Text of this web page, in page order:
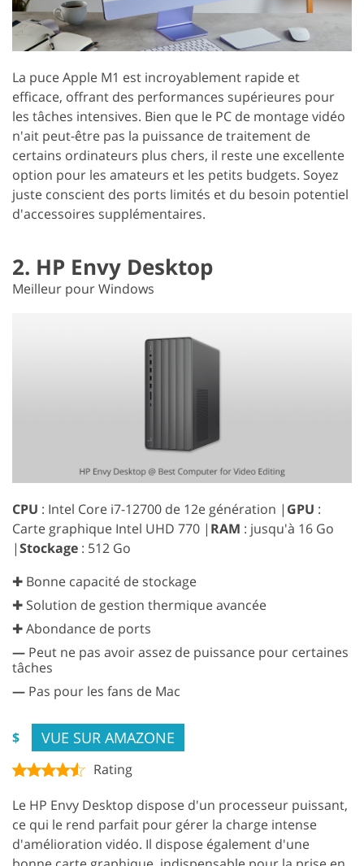
La puce Apple M1 est incroyablement rapide et
efficace, offrant des performances supérieures pour
les tâches intensives. Bien que le PC de montage vidéo
n'ait peut-être pas la puissance de traitement de
certains ordinateurs plus chers, il reste une excellente
option pour les amateurs et les petits budgets. Soyez
juste conscient des ports limités et du besoin potentiel
d'accessoires supplémentaires.
2. HP Envy Desktop
Meilleur pour Windows
CPU : Intel Core i7-12700 de 12e génération | GPU :
Carte graphique Intel UHD 770 | RAM : jusqu'à 16 Go
|Stockage : 512 Go
✚ Bonne capacité de stockage
✚ Solution de gestion thermique avancée
✚ Abondance de ports
— Peut ne pas avoir assez de puissance pour certaines
tâches
— Pas pour les fans de Mac
$ VUE SUR AMAZONE
Rating
Le HP Envy Desktop dispose d'un processeur puissant,
ce qui le rend parfait pour gérer la charge intense
d'amélioration vidéo. Il dispose également d'une